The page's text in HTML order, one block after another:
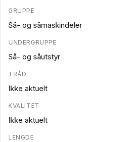
GRUPPE
Så- og såmaskindeler
UNDERGRUPPE
Så- og såutstyr
TRÅD
Ikke aktuelt
KVALITET
Ikke aktuelt
LENGDE